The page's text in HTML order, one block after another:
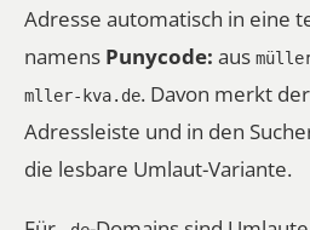
Adresse automatisch in eine
namens Punycode: aus
mller-kva.de. Davon merkt
Adressleiste und in den
die lesbare Umlaut-Variante.